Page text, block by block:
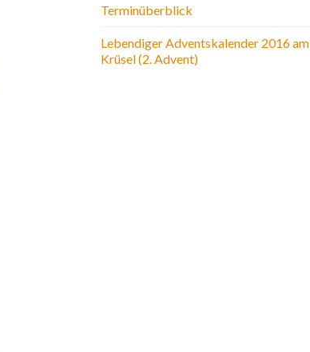
Terminüberblick
Lebendiger Adventskalender 2016 am
Krüsel (2. Advent)